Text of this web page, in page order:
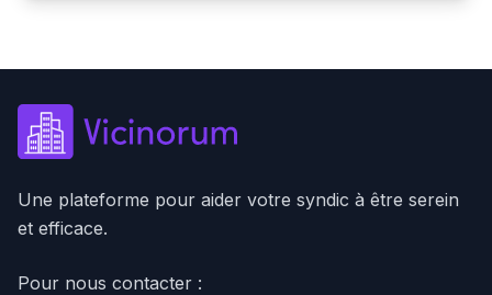
Une plateforme pour aider votre syndic à être serein
et efficace.
Pour nous contacter :